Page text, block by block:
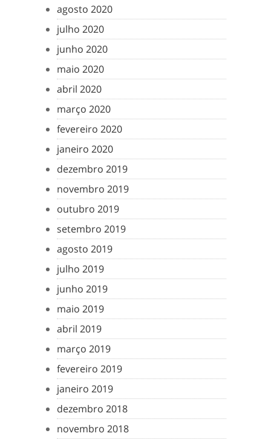
agosto 2020
julho 2020
junho 2020
maio 2020
abril 2020
março 2020
fevereiro 2020
janeiro 2020
dezembro 2019
novembro 2019
outubro 2019
setembro 2019
agosto 2019
julho 2019
junho 2019
maio 2019
abril 2019
março 2019
fevereiro 2019
janeiro 2019
dezembro 2018
novembro 2018